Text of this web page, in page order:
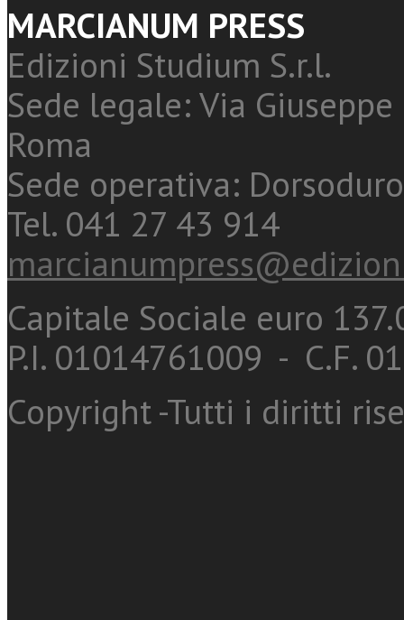
MARCIANUM PRESS
Edizioni Studium S.r.l.
Sede legale: Via
Roma
Sede operativa:
Tel. 041 27 43 914
Capitale Sociale euro
P.I. 01014761009 - C.F.
Copyright -Tutti i diritti